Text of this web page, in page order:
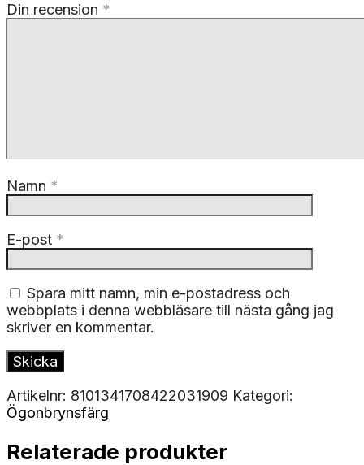
Din recension *
Namn *
E-post *
Spara mitt namn, min e-postadress och
webbplats i denna webbläsare till nästa gång jag
skriver en kommentar.
Artikelnr: 8101341708422031909 Kategori:
Ögonbrynsfärg
Relaterade produkter